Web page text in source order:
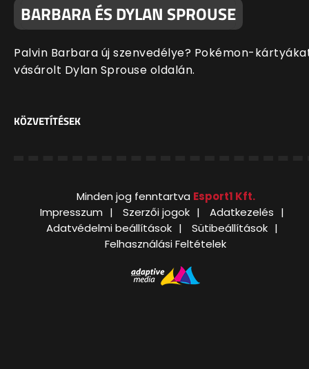
BARBARA ÉS DYLAN SPROUSE
Palvin Barbara új szenvedélye? Pokémon-
vásárolt Dylan Sprouse oldalán.
KÖZVETÍTÉSEK
Minden jog fenntartva Esport1 Kft.
Impresszum
Szerzői jogok
Adatkezelés
Adatvédelmi beállítások
Sütibeállítások
Felhasználási Feltételek